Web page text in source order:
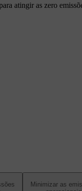
atingir as zero
Minimizar as